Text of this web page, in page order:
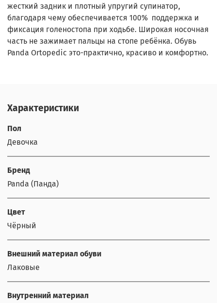
жесткий задник и плотный упругий супинатор,
благодаря чему обеспечивается 100% поддержка и
фиксация голеностопа при ходьбе. Широкая носочная
часть не зажимает пальцы на стопе ребёнка. Обувь
Panda Ortopedic это-практично, красиво и комфортно.
Характеристики
Пол
Девочка
Бренд
Panda (Панда)
Цвет
Чёрный
Внешний материал обуви
Лаковые
Внутренний материал